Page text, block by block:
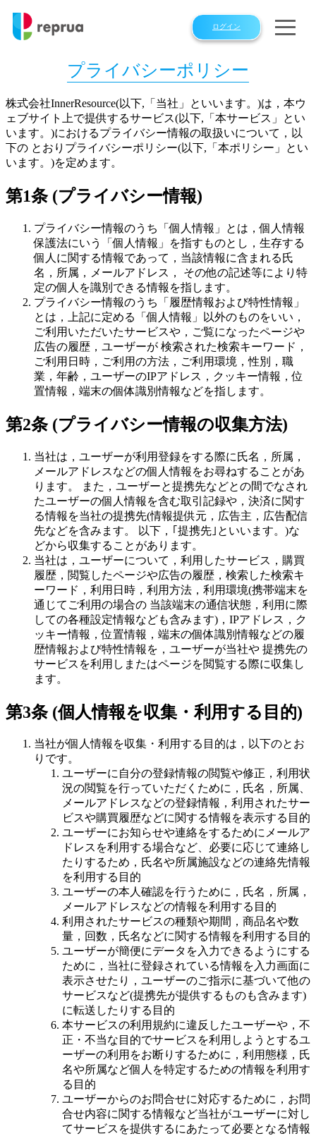
ログイン
プライバシーポリシー
株式会社InnerResource(以下,「当社」といいます。)は，本ウ
ェブサイト上で提供するサービス(以下,「本サービス」とい
います。)におけるプライバシー情報の取扱いについて，以
下の とおりプライバシーポリシー(以下,「本ポリシー」とい
います。)を定めます。
第1条 (プライバシー情報)
プライバシー情報のうち「個人情報」とは，個人情報
保護法にいう「個人情報」を指すものとし，生存する
個人に関する情報であって，当該情報に含まれる氏
名，所属，メールアドレス， その他の記述等により特
定の個人を識別できる情報を指します。
プライバシー情報のうち「履歴情報および特性情報」
とは，上記に定める「個人情報」以外のものをいい，
ご利用いただいたサービスや，ご覧になったページや
広告の履歴，ユーザーが 検索された検索キーワード，
ご利用日時，ご利用の方法，ご利用環境，性別，職
業，年齢，ユーザーのIPアドレス，クッキー情報，位
置情報，端末の個体識別情報などを指します。
第2条 (プライバシー情報の収集方法)
当社は，ユーザーが利用登録をする際に氏名，所属，
メールアドレスなどの個人情報をお尋ねすることがあ
ります。 また，ユーザーと提携先などとの間でなされ
たユーザーの個人情報を含む取引記録や，決済に関す
る情報を当社の提携先(情報提供元，広告主，広告配信
先などを含みます。 以下，｢提携先｣といいます。)な
どから収集することがあります。
当社は，ユーザーについて，利用したサービス，購買
履歴，閲覧したページや広告の履歴，検索した検索キ
ーワード，利用日時，利用方法，利用環境(携帯端末を
通じてご利用の場合の 当該端末の通信状態，利用に際
しての各種設定情報なども含みます)，IPアドレス，ク
ッキー情報，位置情報，端末の個体識別情報などの履
歴情報および特性情報を，ユーザーが当社や 提携先の
サービスを利用しまたはページを閲覧する際に収集し
ます。
第3条 (個人情報を収集・利用する目的)
当社が個人情報を収集・利用する目的は，以下のとお
りです。
ユーザーに自分の登録情報の閲覧や修正，利用状
況の閲覧を行っていただくために，氏名，所属、
メールアドレスなどの登録情報，利用されたサー
ビスや購買履歴などに関する情報を表示する目的
ユーザーにお知らせや連絡をするためにメールア
ドレスを利用する場合など、必要に応じて連絡し
たりするため，氏名や所属施設などの連絡先情報
を利用する目的
ユーザーの本人確認を行うために，氏名，所属，
メールアドレスなどの情報を利用する目的
利用されたサービスの種類や期間，商品名や数
量，回数，氏名などに関する情報を利用する目的
ユーザーが簡便にデータを入力できるようにする
ために，当社に登録されている情報を入力画面に
表示させたり，ユーザーのご指示に基づいて他の
サービスなど(提携先が提供するものも含みます)
に転送したりする目的
本サービスの利用規約に違反したユーザーや，不
正・不当な目的でサービスを利用しようとするユ
ーザーの利用をお断りするために，利用態様，氏
名や所属など個人を特定するための情報を利用す
る目的
ユーザーからのお問合せに対応するために，お問
合せ内容に関する情報など当社がユーザーに対し
てサービスを提供するにあたって必要となる情報